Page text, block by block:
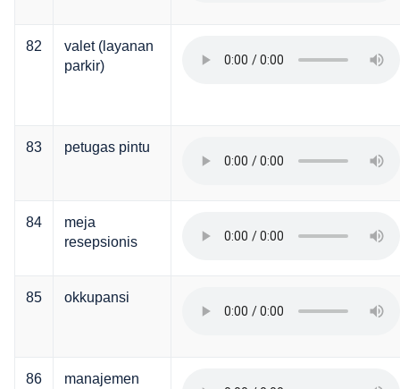
82
valet (layanan
parkir)
83 petugas pintu
84
meja
resepsionis
85 okkupansi
86
manajemen